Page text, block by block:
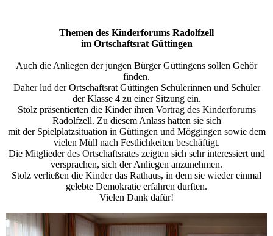
Themen des Kinderforums Radolfzell
im Ortschaftsrat Güttingen
Auch die Anliegen der jungen Bürger Güttingens sollen Gehör
finden.
Daher lud der Ortschaftsrat Güttingen Schülerinnen und Schüler
der Klasse 4 zu einer Sitzung ein.
Stolz präsentierten die Kinder ihren Vortrag des Kinderforums
Radolfzell. Zu diesem Anlass hatten sie sich
mit der Spielplatzsituation in Güttingen und Möggingen sowie dem
vielen Müll nach Festlichkeiten beschäftigt.
Die Mitglieder des Ortschaftsrates zeigten sich sehr interessiert und
versprachen, sich der Anliegen anzunehmen.
Stolz verließen die Kinder das Rathaus, in dem sie wieder einmal
gelebte Demokratie erfahren durften.
Vielen Dank dafür!